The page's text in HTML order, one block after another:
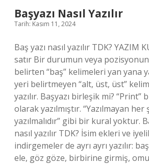
Başyazı Nasıl Yazılır
Tarih: Kasım 11, 2024
Baş yazı nasıl yazılır TDK? YAZIM
satır Bir durumun veya
belirten “baş” kelimeleri yan yana
yeri belirtmeyen “alt, üst, üst”
yazılır. Başyazı birleşik mi?
olarak yazılmıştır. “Yazılmayan her
yazılmalıdır” gibi bir kural yoktur.
nasıl yazılır TDK? İsim ekleri ve
indirgemeler de ayrı ayrı yazılır:
ele, göz göze, birbirine girmiş,